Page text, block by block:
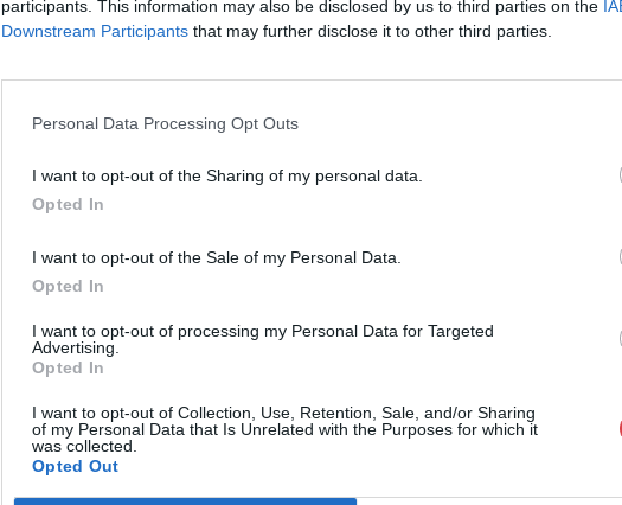
participants. This information may also be disclosed by us to third parties on the
Downstream Participants that may further disclose it to other third parties.
Personal Data Processing Opt Outs
I want to opt-out of the Sharing of my personal data.
Opted In
I want to opt-out of the Sale of my Personal Data.
Opted In
I want to opt-out of processing my Personal Data for Targeted
Advertising.
Opted In
I want to opt-out of Collection, Use, Retention, Sale, and/or Sharing
of my Personal Data that Is Unrelated with the Purposes for which it
was collected.
Opted Out
Weboldal:
Bemutatkozás: Magas színvonalú festmények
ékszerek, néprajzi tárgyak értékesítése és
értékbecslés. Árveréseinkre a tárgyfelvétel
GALÉRIA TOVÁBBI MŰTÁRGYAI